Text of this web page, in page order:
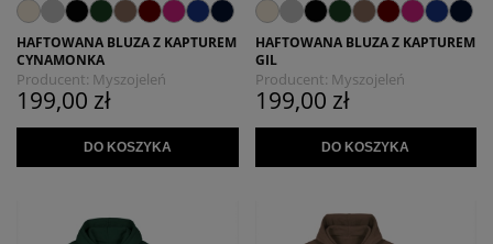
HAFTOWANA BLUZA Z KAPTUREM
CYNAMONKA
Producent: Myszojeleń
199,00 zł
DO KOSZYKA
HAFTOWANA BLUZA Z KAPTUREM
GIL
Producent: Myszojeleń
199,00 zł
DO KOSZYKA